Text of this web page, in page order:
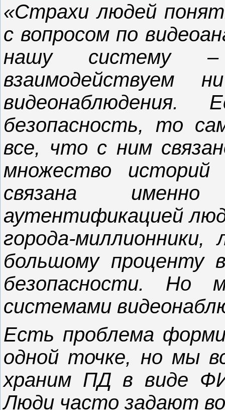
«Страхи людей
с вопросом по
нашу систему
взаимодействуем
безопасность, то
все, что с ним
множество
связана
аутентификацией
города-
большому проценту
безопасности. Но
системами
Есть проблема
одной точке, но мы
храним ПД в виде
Люди часто задают